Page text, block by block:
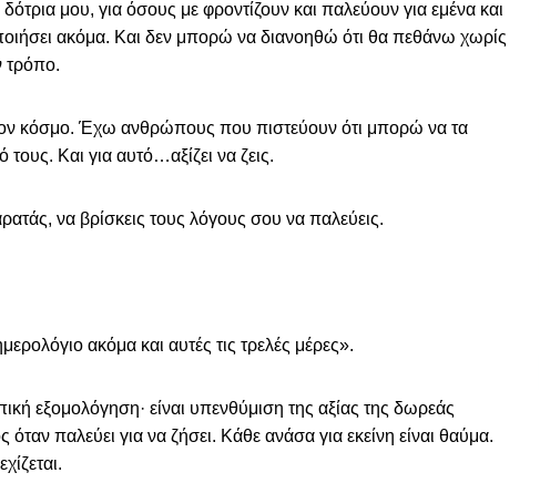
μου, για όσους με φροντίζουν και παλεύουν για εμένα και
ακόμα. Και δεν μπορώ να διανοηθώ ότι θα πεθάνω χωρίς
τρόπο.
κόσμο. Έχω ανθρώπους που πιστεύουν ότι μπορώ να τα
Και για αυτό…αξίζει να ζεις.
να βρίσκεις τους λόγους σου να παλεύεις.
ακόμα και αυτές τις τρελές μέρες».
εξομολόγηση· είναι υπενθύμιση της αξίας της δωρεάς
παλεύει για να ζήσει. Κάθε ανάσα για εκείνη είναι θαύμα.